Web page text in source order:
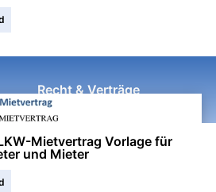
Recht & Verträge
Mietvertrag Vorlage für
und Mieter